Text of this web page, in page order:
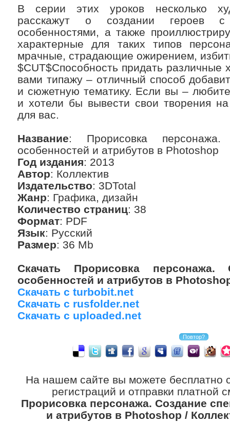
В серии этих уроков несколько
расскажут о создании героев с
особенностями, а также
характерные для таких типов
мрачные, страдающие ожирением,
$CUT$Способность придать различные
вами типажу – отличный способ
и сюжетную тематику. Если вы –
и хотели бы вывести свои творения
для вас.
Название: Прорисовка персонажа.
особенностей и атрибутов в Photoshop
Год издания: 2013
Автор: Коллектив
Издательство: 3DTotal
Жанр: Графика, дизайн
Количество страниц: 38
Формат: PDF
Язык: Русский
Размер: 36 Mb
Скачать Прорисовка персонажа.
особенностей и атрибутов в
Скачать с turbobit.net
Скачать с rusfolder.net
Скачать с uploaded.net
На нашем сайте вы можете бесплатно
регистраций и отправки платной
Прорисовка персонажа. Создание
и атрибутов в Photoshop /